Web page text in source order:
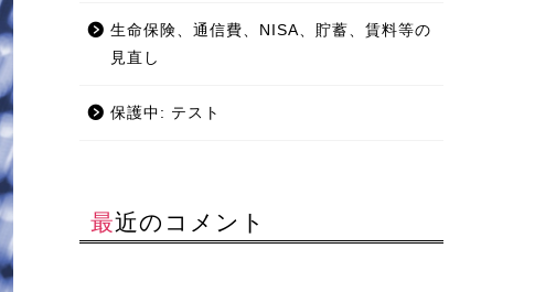
生命保険、通信費、NISA、貯蓄、賃料等の
見直し
保護中: テスト
最近のコメント